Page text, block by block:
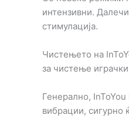
интензивни.
стимулација.
Чистењето на
за чистење
Генерално, InToYou
вибрации, сигурно